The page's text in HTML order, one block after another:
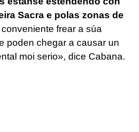
Sacra e polas zonas de
frear a súa
poden chegar a causar un
moi serio», dice Cabana.